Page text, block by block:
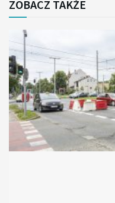
ZOBACZ TAKŻE